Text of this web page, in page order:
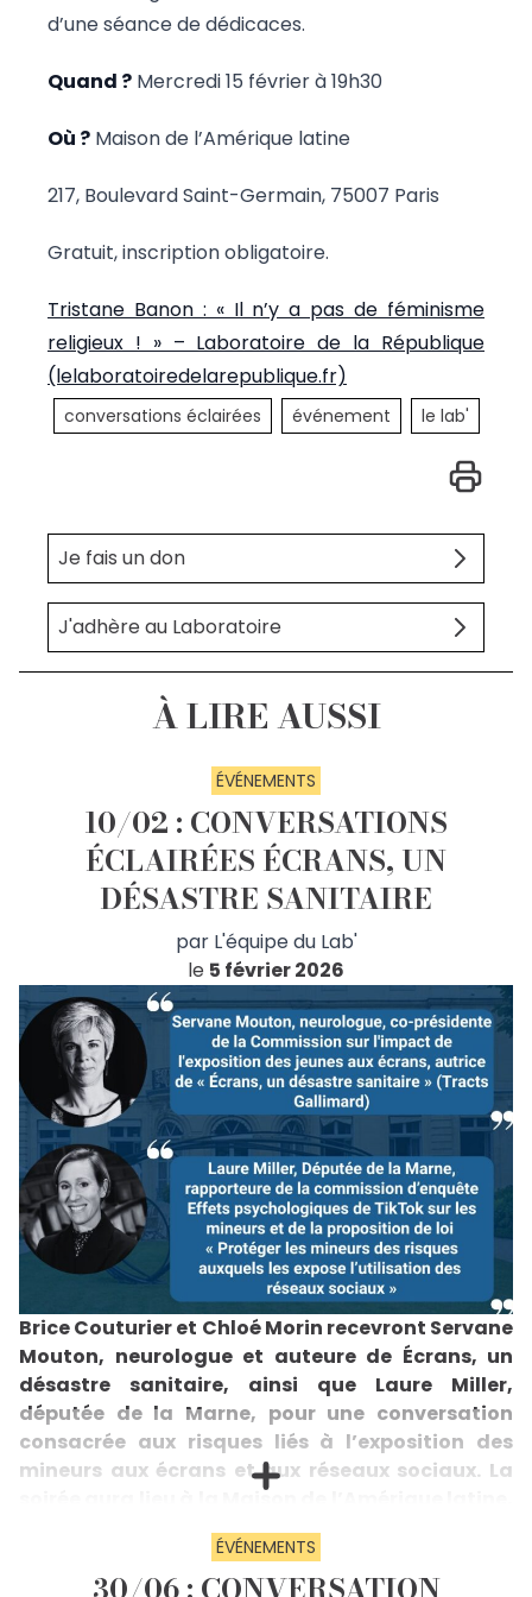
d’une séance de dédicaces.
Quand ? Mercredi 15 février à 19h30
Où ? Maison de l’Amérique latine
217, Boulevard Saint-Germain, 75007 Paris
Gratuit, inscription obligatoire.
Tristane Banon : « Il n’y a pas de féminisme
religieux ! » – Laboratoire de la République
(lelaboratoiredelarepublique.fr)
conversations éclairées événement le lab'
Je fais un don
J'adhère au Laboratoire
À LIRE AUSSI
ÉVÉNEMENTS
10/02 : CONVERSATIONS
ÉCLAIRÉES ÉCRANS, UN
DÉSASTRE SANITAIRE
par L'équipe du Lab'
le 5 février 2026
Brice Couturier et Chloé Morin recevront Servane
Mouton, neurologue et auteure de Écrans, un
désastre sanitaire, ainsi que Laure Miller,
députée de la Marne, pour une conversation
consacrée aux risques liés à l’exposition des
mineurs aux écrans et aux réseaux sociaux. La
soirée aura lieu à la Maison de l’Amérique latine,
le mardi 10 février, à 19h.
À l’heure où l’exposition des mineurs aux écrans et
aux réseaux sociaux suscite une inquiétude
ÉVÉNEMENTS